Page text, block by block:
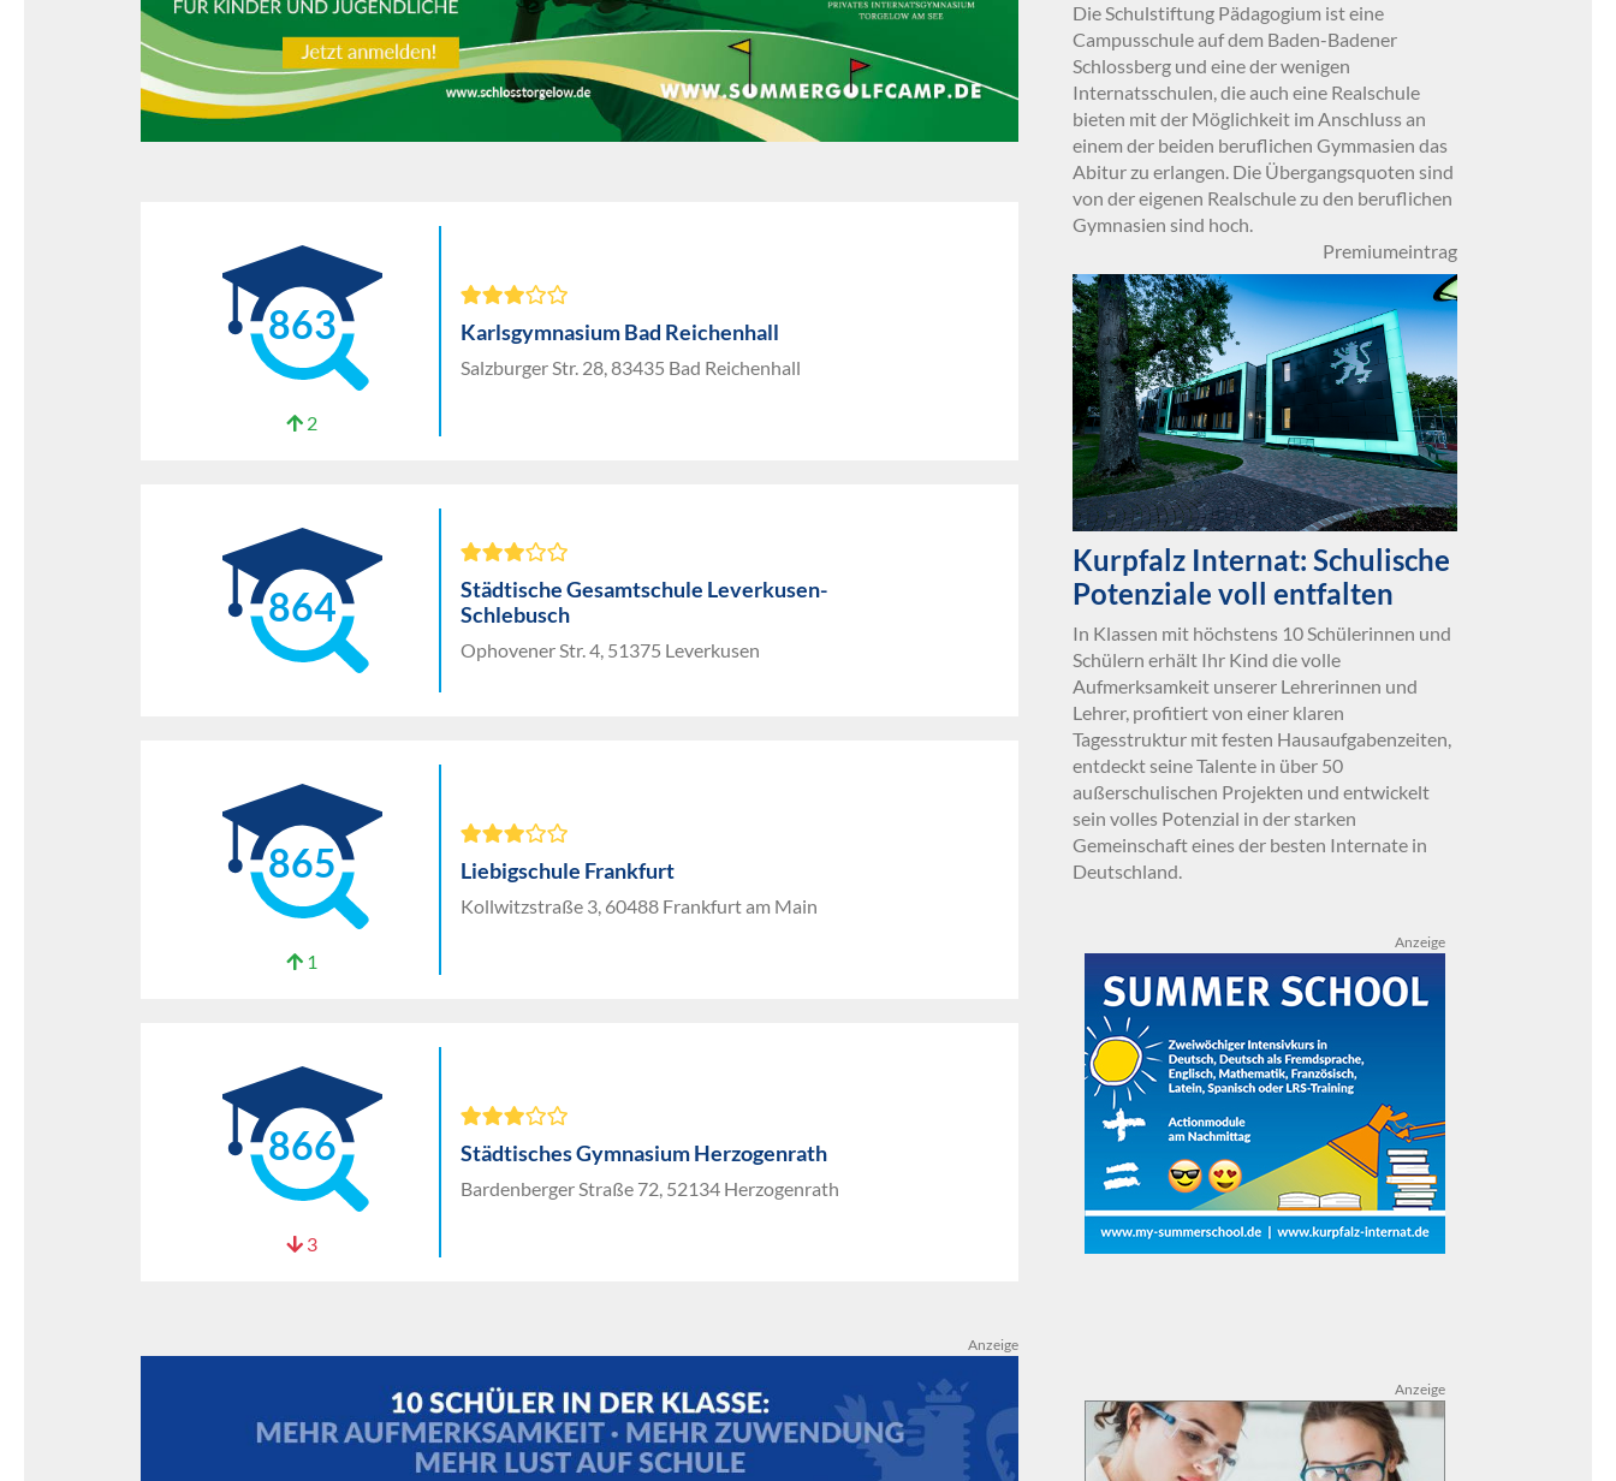
863
2
Karlsgymnasium Bad Reichenhall
Salzburger Str. 28, 83435 Bad Reichenhall
864
Städtische Gesamtschule Leverkusen-
Schlebusch
Ophovener Str. 4, 51375 Leverkusen
865
1
Liebigschule Frankfurt
Kollwitzstraße 3, 60488 Frankfurt am Main
866
3
Städtisches Gymnasium Herzogenrath
Bardenberger Straße 72, 52134 Herzogenrath
Anzeige
Die Schulstiftung Pädagogium ist eine
Campusschule auf dem Baden-Badener
Schlossberg und eine der wenigen
Internatsschulen, die auch eine Realschule
bieten mit der Möglichkeit im Anschluss an
einem der beiden beruflichen Gymmasien das
Abitur zu erlangen. Die Übergangsquoten sind
von der eigenen Realschule zu den beruflichen
Gymnasien sind hoch.
Premiumeintrag
Kurpfalz Internat: Schulische
Potenziale voll entfalten
In Klassen mit höchstens 10 Schülerinnen und
Schülern erhält Ihr Kind die volle
Aufmerksamkeit unserer Lehrerinnen und
Lehrer, profitiert von einer klaren
Tagesstruktur mit festen Hausaufgabenzeiten,
entdeckt seine Talente in über 50
außerschulischen Projekten und entwickelt
sein volles Potenzial in der starken
Gemeinschaft eines der besten Internate in
Deutschland.
Anzeige
Anzeige